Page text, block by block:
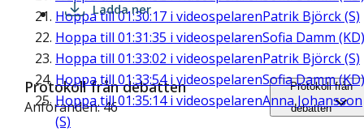
Hoppa till01:30:17 i videospelarenPatrik Björck (S)
Hoppa till 01:31:35 i videospelarenSofia Damm (KD)
Hoppa till 01:33:02 i videospelarenPatrik Björck (S)
Hoppa till 01:33:54i videospelarenSofia Damm (KD)
Hoppa till01:35:14i videospelarenAnna Johansson
(S)
Ladda ner
Protokoll från debatten
Anföranden: 46
Protokoll från
debatten